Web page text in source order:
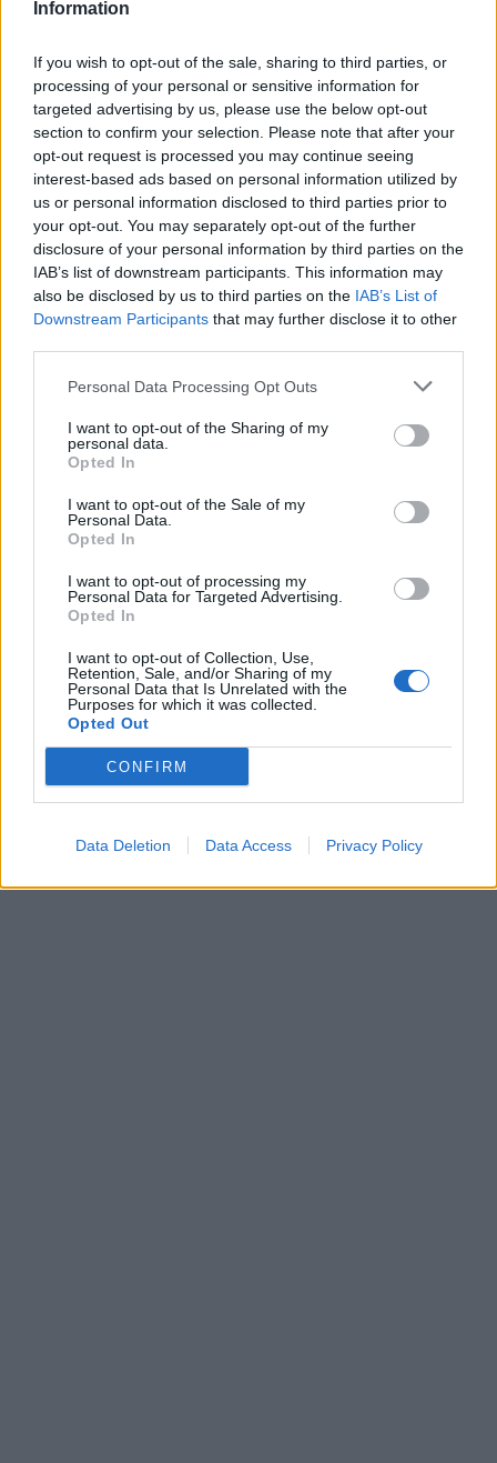
Information
If you wish to opt-out of the sale, sharing to third parties, or
processing of your personal or sensitive information for
targeted advertising by us, please use the below opt-out
section to confirm your selection. Please note that after your
opt-out request is processed you may continue seeing
interest-based ads based on personal information utilized by
us or personal information disclosed to third parties prior to
your opt-out. You may separately opt-out of the further
disclosure of your personal information by third parties on the
IAB’s list of downstream participants. This information may
also be disclosed by us to third parties on the IAB’s List of
Downstream Participants that may further disclose it to other
Personal Data Processing Opt Outs
I want to opt-out of the Sharing of my
personal data.
Opted In
I want to opt-out of the Sale of my
Personal Data.
Opted In
I want to opt-out of processing my
Personal Data for Targeted Advertising.
Opted In
I want to opt-out of Collection, Use,
Retention, Sale, and/or Sharing of my
Personal Data that Is Unrelated with the
Purposes for which it was collected.
Opted Out
CONFIRM
Data Deletion Data Access Privacy Policy
Manuel López
SEO
SEM
diccionario
Siguenos en las redes sociales!
gestionar campañas deGoogle Ads
Copyright © masterseosem.com All Rights Reserved -